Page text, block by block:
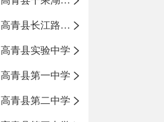
高青县长江路小学
高青县实验中学
高青县第一中学
高青县第二中学